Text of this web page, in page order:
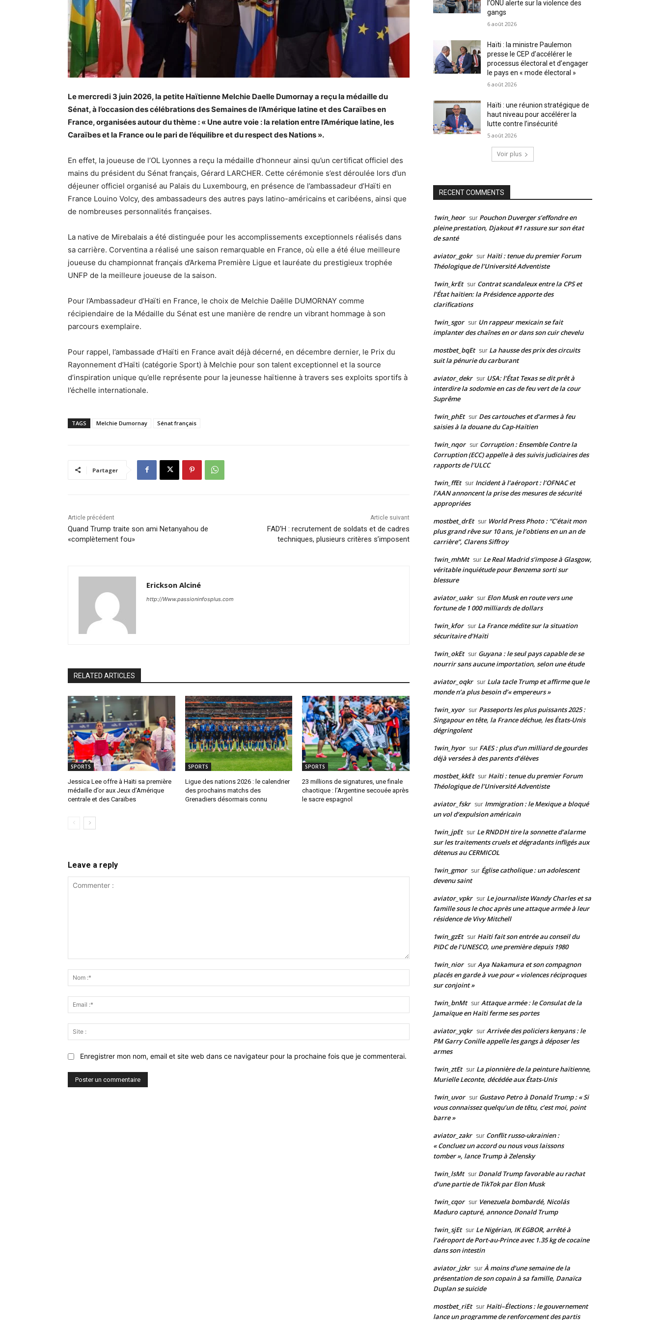
Le mercredi 3 juin 2026, la petite Haïtienne Melchie Daelle Dumornay a reçu la médaille du
Sénat, à l’occasion des célébrations des Semaines de l’Amérique latine et des Caraïbes en
France, organisées autour du thème : « Une autre voie : la relation entre l’Amérique latine, les
Caraïbes et la France ou le pari de l’équilibre et du respect des Nations ».
En effet, la joueuse de l’OL Lyonnes a reçu la médaille d’honneur ainsi qu’un certificat officiel des
mains du président du Sénat français, Gérard LARCHER. Cette cérémonie s’est déroulée lors d’un
déjeuner officiel organisé au Palais du Luxembourg, en présence de l’ambassadeur d’Haïti en
France Louino Volcy, des ambassadeurs des autres pays latino-américains et caribéens, ainsi que
de nombreuses personnalités françaises.
La native de Mirebalais a été distinguée pour les accomplissements exceptionnels réalisés dans
sa carrière. Corventina a réalisé une saison remarquable en France, où elle a été élue meilleure
joueuse du championnat français d’Arkema Première Ligue et lauréate du prestigieux trophée
UNFP de la meilleure joueuse de la saison.
Pour l’Ambassadeur d’Haïti en France, le choix de Melchie Daëlle DUMORNAY comme
récipiendaire de la Médaille du Sénat est une manière de rendre un vibrant hommage à son
parcours exemplaire.
Pour rappel, l’ambassade d’Haïti en France avait déjà décerné, en décembre dernier, le Prix du
Rayonnement d’Haïti (catégorie Sport) à Melchie pour son talent exceptionnel et la source
d’inspiration unique qu’elle représente pour la jeunesse haïtienne à travers ses exploits sportifs à
l’échelle internationale.
TAGS Melchie Dumornay Sénat français
Partager
Article précédent
Quand Trump traite son ami Netanyahou de
«complètement fou»
Article suivant
FAD’H : recrutement de soldats et de cadres
techniques, plusieurs critères s’imposent
Erickson Alciné
http://Www.passioninfosplus.com
RELATED ARTICLES
SPORTS
Jessica Lee offre à Haïti sa première
médaille d’or aux Jeux d’Amérique
centrale et des Caraïbes
SPORTS
Ligue des nations 2026 : le calendrier
des prochains matchs des
Grenadiers désormais connu
SPORTS
23 millions de signatures, une finale
chaotique : l’Argentine secouée après
le sacre espagnol
Leave a reply
:*
:*
:
Enregistrer mon nom, email et site web dans ce navigateur pour la prochaine fois que je commenterai.
l’ONU alerte sur la violence des
gangs
6 août 2026
Haïti : la ministre Paulemon
presse le CEP d’accélérer le
processus électoral et d’engager
le pays en « mode électoral »
6 août 2026
Haïti : une réunion stratégique de
haut niveau pour accélérer la
lutte contre l’insécurité
5 août 2026
Voir plus
RECENT COMMENTS
1win_heor sur Pouchon Duverger s’effondre en
pleine prestation, Djakout #1 rassure sur son état
de santé
aviator_gokr sur Haïti : tenue du premier Forum
Théologique de l’Université Adventiste
1win_krEt sur Contrat scandaleux entre la CPS et
l’État haïtien: la Présidence apporte des
clarifications
1win_sgor sur Un rappeur mexicain se fait
implanter des chaînes en or dans son cuir chevelu
mostbet_bqEt sur La hausse des prix des circuits
suit la pénurie du carburant
aviator_dekr sur USA: l’État Texas se dit prêt à
interdire la sodomie en cas de feu vert de la cour
Suprême
1win_phEt sur Des cartouches et d’armes à feu
saisies à la douane du Cap-Haïtien
1win_nqor sur Corruption : Ensemble Contre la
Corruption (ECC) appelle à des suivis judiciaires des
rapports de l’ULCC
1win_ffEt sur Incident à l’aéroport : l’OFNAC et
l’AAN annoncent la prise des mesures de sécurité
appropriées
mostbet_drEt sur World Press Photo : “C’était mon
plus grand rêve sur 10 ans, je l’obtiens en un an de
carrière”, Clarens Siffroy
1win_mhMt sur Le Real Madrid s’impose à Glasgow,
véritable inquiétude pour Benzema sorti sur
blessure
aviator_uakr sur Elon Musk en route vers une
fortune de 1 000 milliards de dollars
1win_kfor sur La France médite sur la situation
sécuritaire d’Haïti
1win_okEt sur Guyana : le seul pays capable de se
nourrir sans aucune importation, selon une étude
aviator_oqkr sur Lula tacle Trump et affirme que le
monde n’a plus besoin d’« empereurs »
1win_xyor sur Passeports les plus puissants 2025 :
Singapour en tête, la France déchue, les États-Unis
dégringolent
1win_hyor sur FAES : plus d’un milliard de gourdes
déjà versées à des parents d’élèves
mostbet_kkEt sur Haïti : tenue du premier Forum
Théologique de l’Université Adventiste
aviator_fskr sur Immigration : le Mexique a bloqué
un vol d’expulsion américain
1win_jpEt sur Le RNDDH tire la sonnette d’alarme
sur les traitements cruels et dégradants infligés aux
détenus au CERMICOL
1win_gmor sur Église catholique : un adolescent
devenu saint
aviator_vpkr sur Le journaliste Wandy Charles et sa
famille sous le choc après une attaque armée à leur
résidence de Vivy Mitchell
1win_gzEt sur Haïti fait son entrée au conseil du
PIDC de l’UNESCO, une première depuis 1980
1win_nior surAya Nakamura et son compagnon
placés en garde à vue pour « violences réciproques
sur conjoint »
1win_bnMt surAttaque armée : le Consulat de la
Jamaïque en Haïti ferme ses portes
aviator_yqkr surArrivée des policiers kenyans : le
PM Garry Conille appelle les gangs à déposer les
armes
1win_ztEt sur La pionnière de la peinture haïtienne,
Murielle Leconte, décédée aux États-Unis
1win_uvor sur Gustavo Petro à Donald Trump : « Si
vous connaissez quelqu’un de têtu, c’est moi, point
barre »
aviator_zakr sur Conflit russo-ukrainien :
« Concluez un accord ou nous vous laissons
tomber », lance Trump à Zelensky
1win_lsMt sur Donald Trump favorable au rachat
d’une partie de TikTok par Elon Musk
1win_cqor sur Venezuela bombardé, Nicolás
Maduro capturé, annonce Donald Trump
1win_sjEt sur Le Nigérian, IK EGBOR, arrêté à
l’aéroport de Port-au-Prince avec 1.35 kg de cocaïne
dans son intestin
aviator_jzkr surÀ moins d’une semaine de la
présentation de son copain à sa famille, Danaïca
Duplan se suicide
mostbet_riEt sur Haïti–Élections : le gouvernement
lance un programme de renforcement des partis